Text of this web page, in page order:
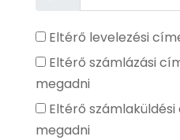
Eltérő levelezési
Eltérő számlázási
megadni
Eltérő
megadni